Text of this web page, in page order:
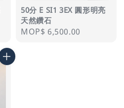
50分 E SI1 3EX 圓形明亮
天然鑽石
Regular
MOP$ 6,500.00